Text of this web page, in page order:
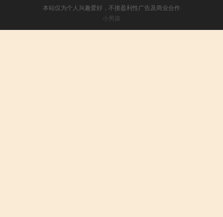
本站仅为个人兴趣爱好，不接盈利性广告及商业合作
小男孩